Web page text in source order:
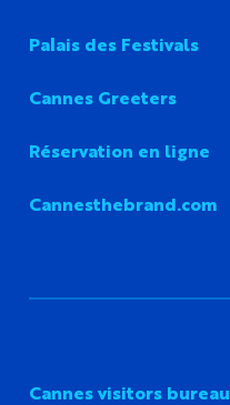
Palais des Festivals
Cannes Greeters
Réservation en ligne
Cannesthebrand.com
Cannes visitors bureau